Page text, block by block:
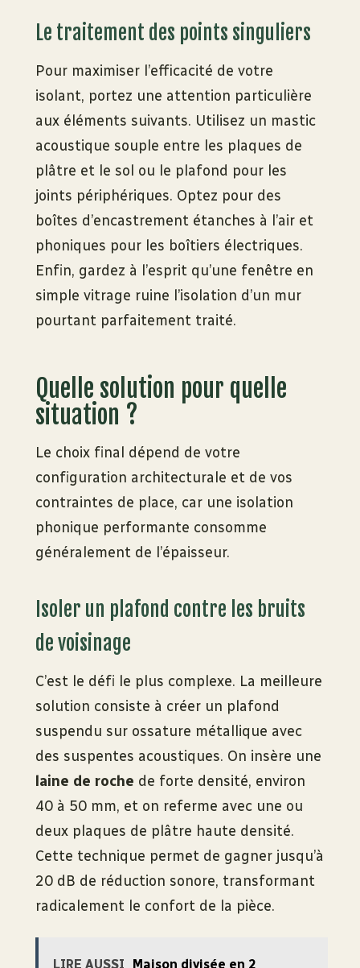
Le traitement des points singuliers
Pour maximiser l’efficacité de votre
isolant, portez une attention particulière
aux éléments suivants. Utilisez un mastic
acoustique souple entre les plaques de
plâtre et le sol ou le plafond pour les
joints périphériques. Optez pour des
boîtes d’encastrement étanches à l’air et
phoniques pour les boîtiers électriques.
Enfin, gardez à l’esprit qu’une fenêtre en
simple vitrage ruine l’isolation d’un mur
pourtant parfaitement traité.
Quelle solution pour quelle
situation ?
Le choix final dépend de votre
configuration architecturale et de vos
contraintes de place, car une isolation
phonique performante consomme
généralement de l’épaisseur.
Isoler un plafond contre les bruits
de voisinage
C’est le défi le plus complexe. La meilleure
solution consiste à créer un plafond
suspendu sur ossature métallique avec
des suspentes acoustiques. On insère une
laine de roche de forte densité, environ
40 à 50 mm, et on referme avec une ou
deux plaques de plâtre haute densité.
Cette technique permet de gagner jusqu’à
20 dB de réduction sonore, transformant
radicalement le confort de la pièce.
LIRE AUSSI Maison divisée en 2